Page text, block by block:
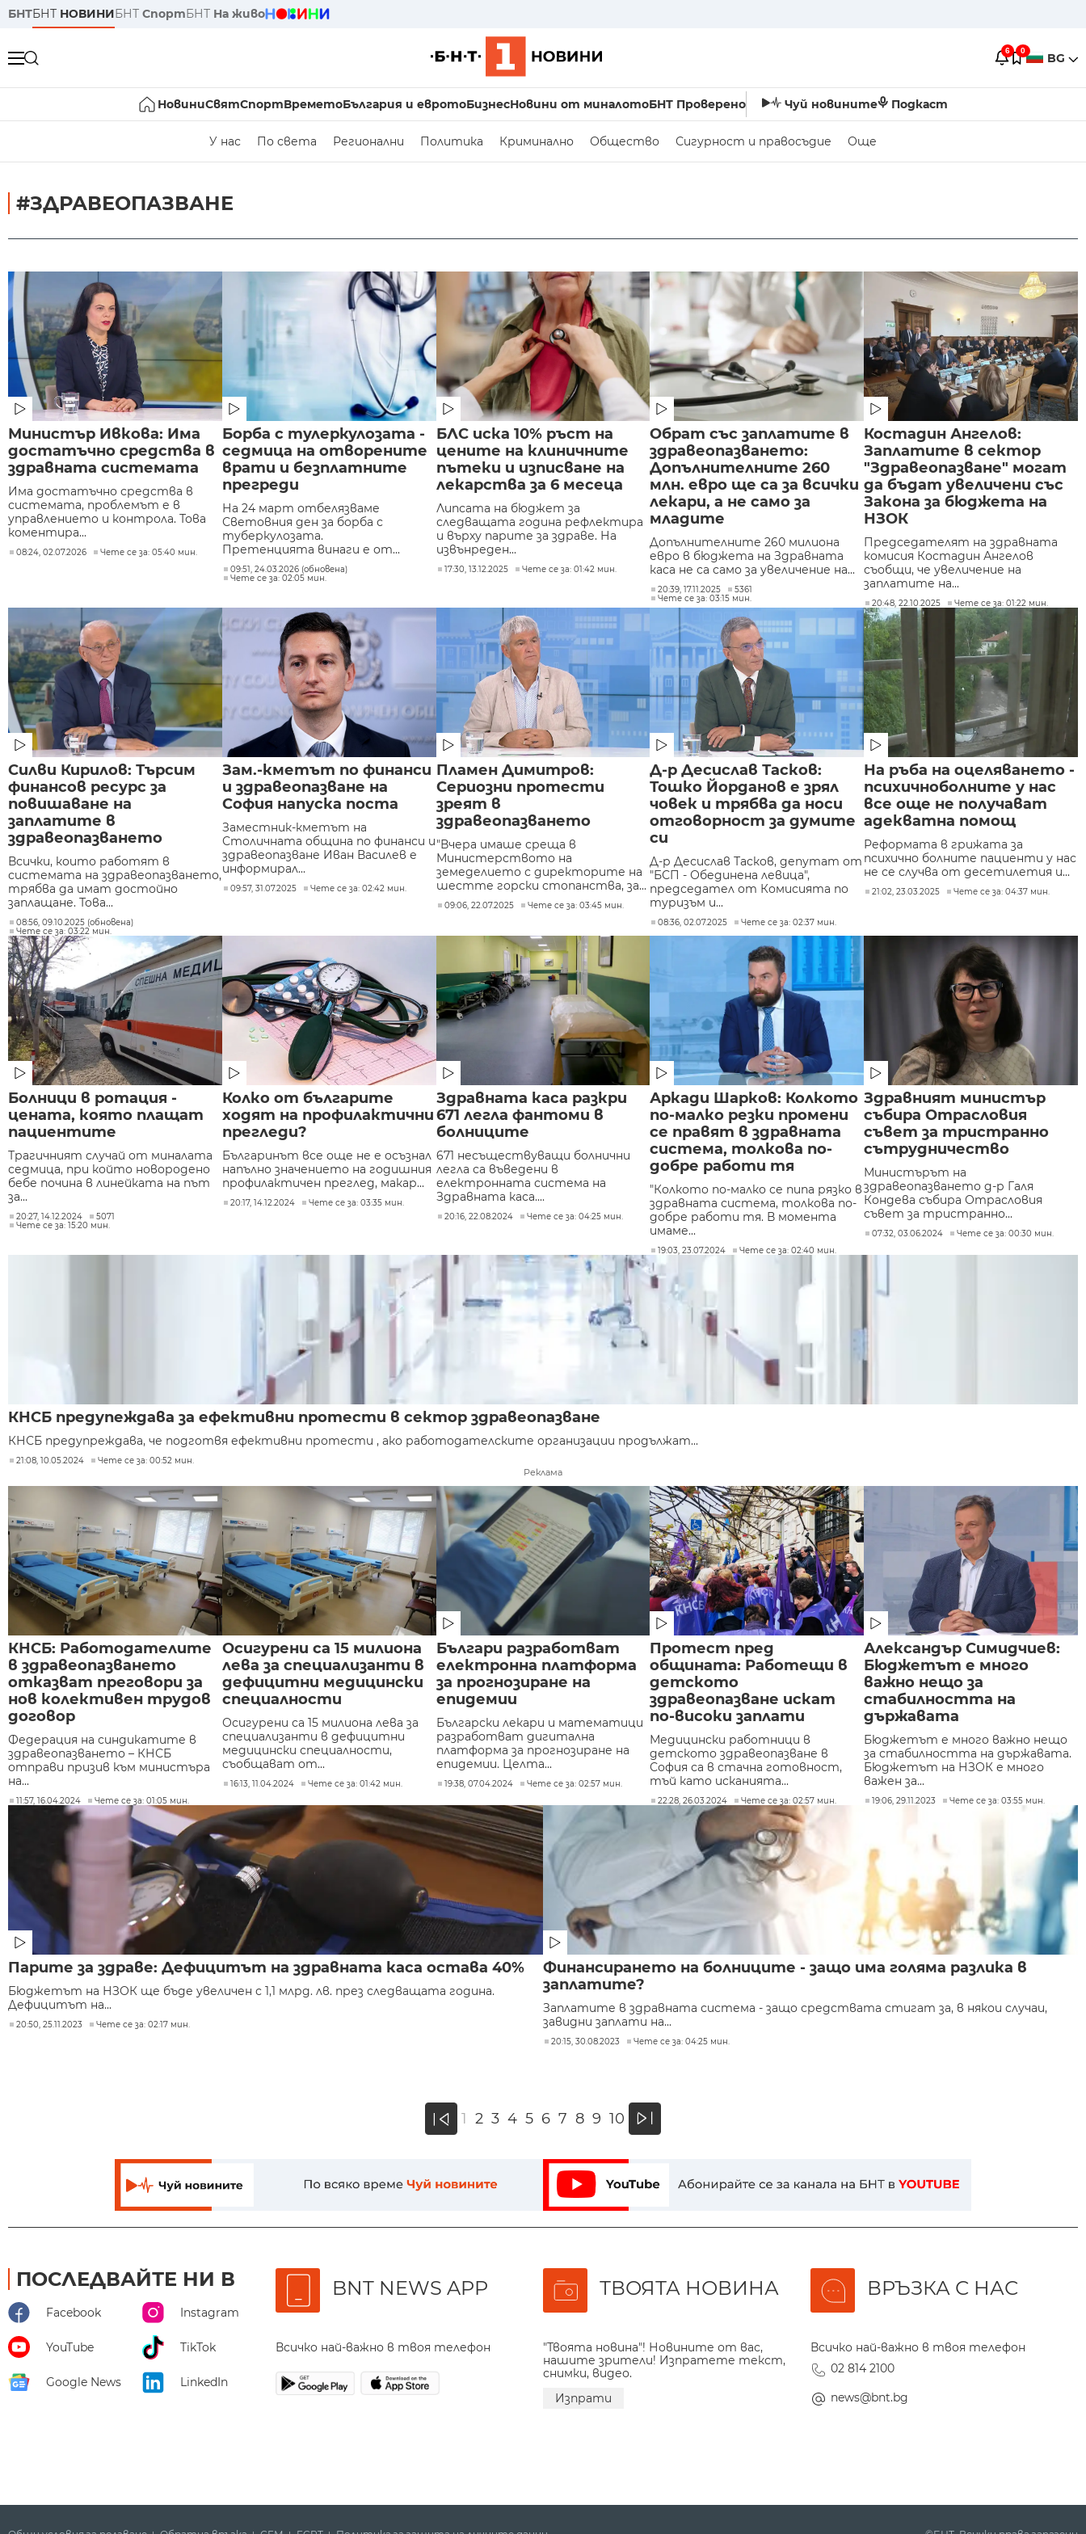
БНТБНТ НОВИНИБНТ СпортБНТ На живо
6 0 BG
НовиниСвятСпортВреметоБългария и евротоБизнесНовини от миналотоБНТ Проверено Чуй новините Подкаст
У нас По света Регионални Политика Криминално Общество Сигурност и правосъдие Още
#ЗДРАВЕОПАЗВАНЕ
Министър Ивкова: Има
достатъчно средства в
здравната системата
Има достатъчно средства в
системата, проблемът е в
управлението и контрола. Това
коментира...
08:24, 02.07.2026 Чете се за: 05:40 мин.
Борба с тулеркулозата -
седмица на отворените
врати и безплатните
прегреди
На 24 март отбелязваме
Световния ден за борба с
туберкулозата.
Претенцията винаги е от...
09:51, 24.03.2026 (обновена)
Чете се за: 02:05 мин.
БЛС иска 10% ръст на
цените на клиничните
пътеки и изписване на
лекарства за 6 месеца
Липсата на бюджет за
следващата година рефлектира
и върху парите за здраве. На
извънреден...
17:30, 13.12.2025 Чете се за: 01:42 мин.
Обрат със заплатите в
здравеопазването:
Допълнителните 260
млн. евро ще са за всички
лекари, а не само за
младите
Допълнителните 260 милиона
евро в бюджета на Здравната
каса не са само за увеличение на...
20:39, 17.11.2025
5361
Чете се за: 03:15 мин.
Костадин Ангелов:
Заплатите в сектор
"Здравеопазване" могат
да бъдат увеличени със
Закона за бюджета на
НЗОК
Председателят на здравната
комисия Костадин Ангелов
съобщи, че увеличение на
заплатите на...
20:48, 22.10.2025 Чете се за: 01:22 мин.
Силви Кирилов: Търсим
финансов ресурс за
повишаване на
заплатите в
здравеопазването
Всички, които работят в
системата на здравеопазването,
трябва да имат достойно
заплащане. Това...
08:56, 09.10.2025 (обновена)
Чете се за: 03:22 мин.
Зам.-кметът по финанси
и здравеопазване на
София напуска поста
Заместник-кметът на
Столичната община по финанси и
здравеопазване Иван Василев е
информирал...
09:57, 31.07.2025 Чете се за: 02:42 мин.
Пламен Димитров:
Сериозни протести
зреят в
здравеопазването
"Вчера имаше среща в
Министерството на
земеделието с директорите на
шестте горски стопанства, за...
09:06, 22.07.2025 Чете се за: 03:45 мин.
Д-р Десислав Тасков:
Тошко Йорданов е зрял
човек и трябва да носи
отговорност за думите
си
Д-р Десислав Тасков, депутат от
"БСП - Обединена левица",
председател от Комисията по
туризъм и...
08:36, 02.07.2025 Чете се за: 02:37 мин.
На ръба на оцеляването -
психичноболните у нас
все още не получават
адекватна помощ
Реформата в грижата за
психично болните пациенти у нас
не се случва от десетилетия и...
21:02, 23.03.2025 Чете се за: 04:37 мин.
Болници в ротация -
цената, която плащат
пациентите
Трагичният случай от миналата
седмица, при който новородено
бебе почина в линейката на път
за...
20:27, 14.12.2024
5071
Чете се за: 15:20 мин.
Колко от българите
ходят на профилактични
прегледи?
Българинът все още не е осъзнал
напълно значението на годишния
профилактичен преглед, макар...
20:17, 14.12.2024 Чете се за: 03:35 мин.
Здравната каса разкри
671 легла фантоми в
болниците
671 несъществуващи болнични
легла са въведени в
електронната система на
Здравната каса....
20:16, 22.08.2024 Чете се за: 04:25 мин.
Аркади Шарков: Колкото
по-малко резки промени
се правят в здравната
система, толкова по-
добре работи тя
"Колкото по-малко се пипа рязко в
здравната система, толкова по-
добре работи тя. В момента
имаме...
19:03, 23.07.2024 Чете се за: 02:40 мин.
Здравният министър
събира Отрасловия
съвет за тристранно
сътрудничество
Министърът на
здравеопазването д-р Галя
Кондева събира Отрасловия
съвет за тристранно...
07:32, 03.06.2024 Чете се за: 00:30 мин.
КНСБ предупеждава за ефективни протести в сектор здравеопазване
КНСБ предупреждава, че подготвя ефективни протести , ако работодателските организации продължат...
21:08, 10.05.2024 Чете се за: 00:52 мин.
Реклама
КНСБ: Работодателите
в здравеопазването
отказват преговори за
нов колективен трудов
договор
Федерация на синдикатите в
здравеопазването – КНСБ
отправи призив към министъра
на...
11:57, 16.04.2024 Чете се за: 01:05 мин.
Осигурени са 15 милиона
лева за специализанти в
дефицитни медицински
специалности
Осигурени са 15 милиона лева за
специализанти в дефицитни
медицински специалности,
съобщават от...
16:13, 11.04.2024 Чете се за: 01:42 мин.
Българи разработват
електронна платформа
за прогнозиране на
епидемии
Български лекари и математици
разработват дигитална
платформа за прогнозиране на
епидемии. Целта...
19:38, 07.04.2024 Чете се за: 02:57 мин.
Протест пред
общината: Работещи в
детското
здравеопазване искат
по-високи заплати
Медицински работници в
детското здравеопазване в
София са в стачна готовност,
тъй като исканията...
22:28, 26.03.2024 Чете се за: 02:57 мин.
Александър Симидчиев:
Бюджетът е много
важно нещо за
стабилността на
държавата
Бюджетът е много важно нещо
за стабилността на държавата.
Бюджетът на НЗОК е много
важен за...
19:06, 29.11.2023 Чете се за: 03:55 мин.
Парите за здраве: Дефицитът на здравната каса остава 40%
Бюджетът на НЗОК ще бъде увеличен с 1,1 млрд. лв. през следващата година.
Дефицитът на...
20:50, 25.11.2023 Чете се за: 02:17 мин.
Финансирането на болниците - защо има голяма разлика в
заплатите?
Заплатите в здравната система - защо средствата стигат за, в някои случаи,
завидни заплати на...
20:15, 30.08.2023 Чете се за: 04:25 мин.
« 1 2 3 4 5 6 7 8 9 10 »
ПОСЛЕДВАЙТЕ НИ В
Facebook Instagram
YouTube TikTok
Google News LinkedIn
BNT NEWS APP
Всичко най-важно в твоя телефон
ТВОЯТА НОВИНА
"Твоята новина"! Новините от вас,
нашите зрители! Изпратете текст,
снимки, видео.
Изпрати
ВРЪЗКА С НАС
Всичко най-важно в твоя телефон
02 814 2100
news@bnt.bg